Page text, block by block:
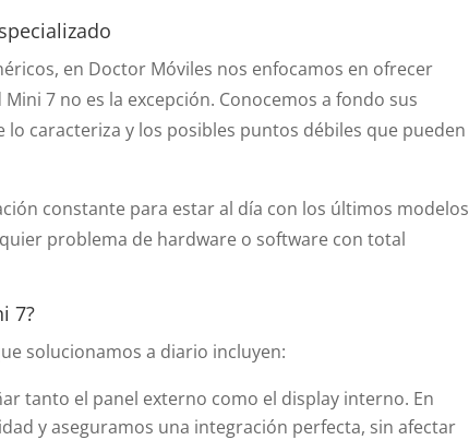
en Doctor Móviles nos enfocamos en ofrecer
7 no es la excepción. Conocemos a fondo sus
caracteriza y los posibles puntos débiles que pueden
constante para estar al día con los últimos modelos
problema de hardware o software con total
7?
solucionamos a diario incluyen:
tanto el panel externo como el display interno. En
y aseguramos una integración perfecta, sin afectar